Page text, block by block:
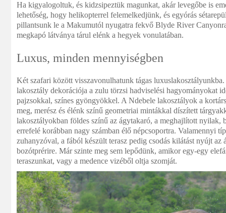
Ha kigyalogoltuk, és kidzsipeztük magunkat, akár levegőbe is
lehetőség, hogy helikopterrel felemelkedjünk, és egyórás
pillantsunk le a Makumutól nyugatra fekvő Blyde River
megkapó látványa tárul elénk a hegyek vonulatában.
Luxus, minden mennyiségben
Két szafari között visszavonulhatunk tágas
lakosztály dekorációja a zulu törzsi hadviselési hagyományokat
pajzsokkal, színes gyöngyökkel. A Ndebele lakosztályok a
meg, merész és élénk színű geometriai mintákkal díszített
lakosztályokban földes színű az ágytakaró, a meghajlított nyilak,
errefelé korábban nagy számban élő népcsoportra. Valamennyi
zuhanyzóval, a fából készült terasz pedig csodás kilátást nyújt az
bozótprérire. Már szinte meg sem lepődünk, amikor egy-egy
teraszunkat, vagy a medence vizéből oltja szomját.